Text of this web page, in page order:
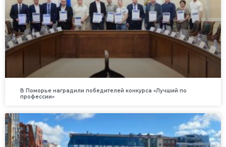
В Поморье наградили победителей конкурса «Лучший по
профессии»